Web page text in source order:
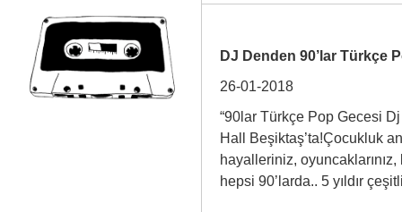
DJ Denden 90’lar Türkçe
26-01-2018
“90lar Türkçe Pop Gecesi
Hall Beşiktaş’ta!Çocukluk
hayalleriniz,
hepsi 90’larda.. 5 yıldır